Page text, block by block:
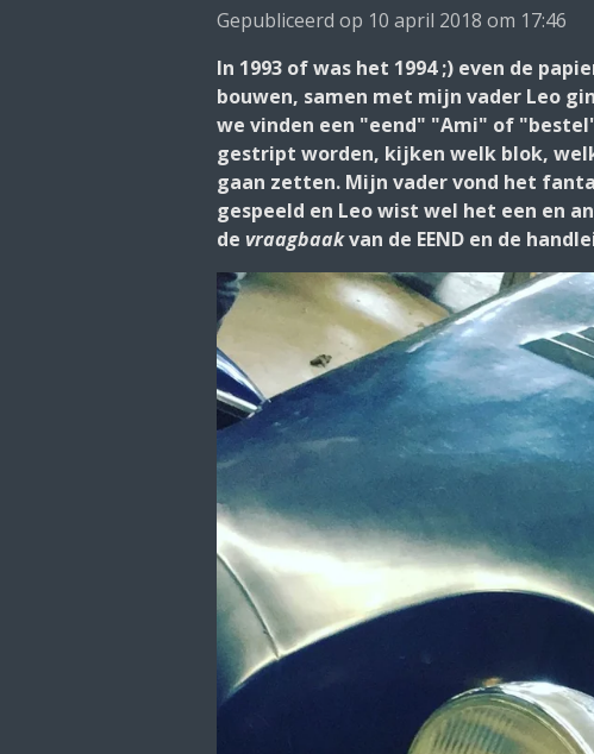
Gepubliceerd op 10 april 2018 om 17:46
In 1993 of was het 1994 ;) even de
bouwen, samen met mijn vader Leo
we vinden een "eend" "Ami" of
gestript worden, kijken welk blok,
gaan zetten. Mijn vader vond het
gespeeld en Leo wist wel het een en
de vraagbaakvan de EEND en de